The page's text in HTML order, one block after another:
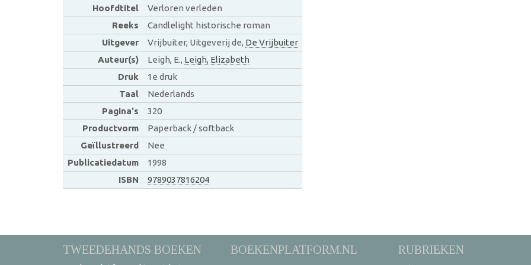
Hoofdtitel
Verloren verleden
Reeks
Candlelight historische roman
Uitgever
Vrijbuiter, Uitgeverij de, De Vrijbuiter
Auteur(s)
Leigh, E., Leigh, Elizabeth
Druk
1e druk
Taal
Nederlands
Pagina's
320
Productvorm
Paperback / softback
Geïllustreerd
Nee
Publicatiedatum
1998
ISBN
9789037816204
TWEEDEHANDS BOEKEN BOEKENPLATFORM.NL RUBRIEKEN